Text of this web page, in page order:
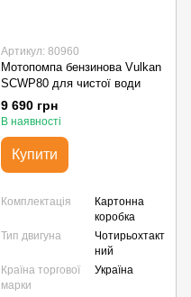
Артикул: 80960
Мотопомпа бензинова Vulkan
SCWP80 для чистої води
9 690 грн
В наявності
Купити
Комплектація
Картонна
коробка
Тип двигуна
Чотирьохтакт
ний
Країна торгової
марки
Україна